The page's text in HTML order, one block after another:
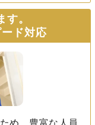
す。
ド対応
め、豊富な人員